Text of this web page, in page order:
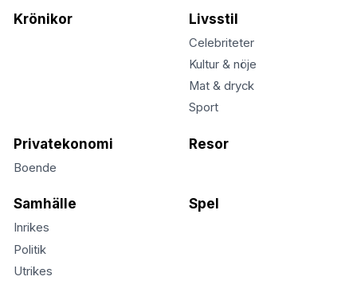
Krönikor Livsstil
Celebriteter
Kultur & nöje
Mat & dryck
Sport
Privatekonomi
Boende
Resor
Samhälle
Inrikes
Politik
Utrikes
Spel